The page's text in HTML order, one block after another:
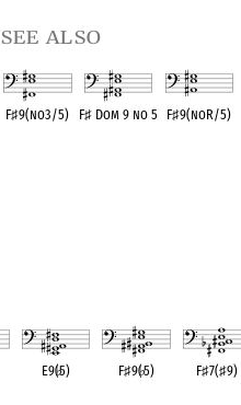
see also
F♯9(no3/5) F♯ Dom 9 no 5 F♯9(noR/5)
E9(♭5) F♯9(♭5) F♯7(♯9)